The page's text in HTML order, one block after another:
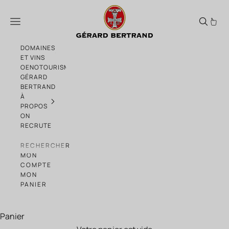
Château de la Grange Fitou 2022 75cl
Menu
DOMAINES
ET VINS
OENOTOURISME
GÉRARD
BERTRAND
À
PROPOS
ON
RECRUTE
RECHERCHER
MON
COMPTE
MON
PANIER
Panier